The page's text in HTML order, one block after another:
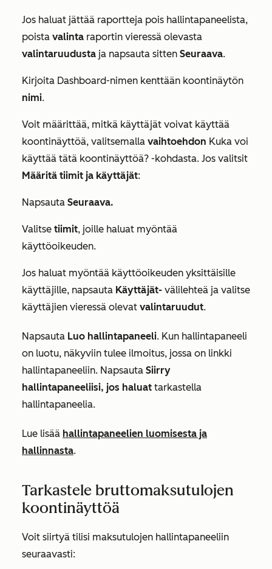
Jos haluat jättää raportteja pois hallintapaneelista,
poista valinta raportin vieressä olevasta
valintaruudusta ja napsauta sitten Seuraava.
Kirjoita Dashboard-nimen kenttään koontinäytön
nimi.
Voit määrittää, mitkä käyttäjät voivat käyttää
koontinäyttöä, valitsemalla vaihtoehdon Kuka voi
käyttää tätä koontinäyttöä? -kohdasta. Jos valitsit
Määritä tiimit ja käyttäjät:
Napsauta Seuraava.
Valitse tiimit, joille haluat myöntää
käyttöoikeuden.
Jos haluat myöntää käyttöoikeuden yksittäisille
käyttäjille, napsauta Käyttäjät- välilehteä ja valitse
käyttäjien vieressä olevat valintaruudut.
Napsauta Luo hallintapaneeli. Kun hallintapaneeli
on luotu, näkyviin tulee ilmoitus, jossa on linkki
hallintapaneeliin. Napsauta Siirry
hallintapaneeliisi, jos haluat tarkastella
hallintapaneelia.
Lue lisää hallintapaneelien luomisesta ja
hallinnasta.
Tarkastele bruttomaksutulojen
koontinäyttöä
Voit siirtyä tilisi maksutulojen hallintapaneeliin
seuraavasti: